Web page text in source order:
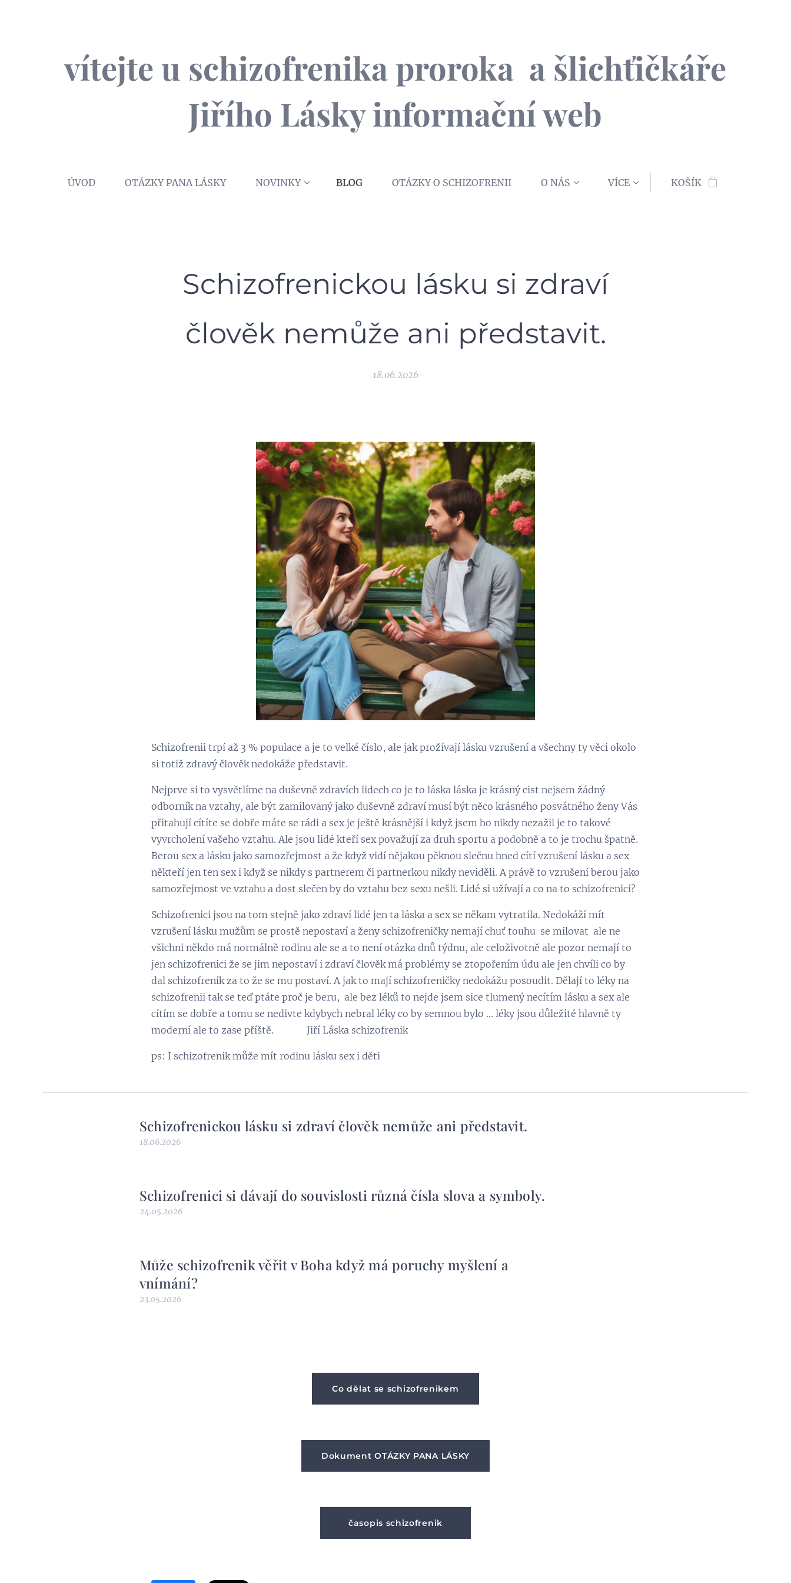
vítejte u schizofrenika proroka a šlichťičkáře
Jiřího Lásky informační web
ÚVOD OTÁZKY PANA LÁSKY NOVINKY BLOG OTÁZKY O SCHIZOFRENII O NÁS VÍCE KOŠÍK
Schizofrenickou lásku si zdraví
člověk nemůže ani představit.
18.06.2026
Schizofrenii trpí až 3 % populace a je to velké číslo, ale jak prožívají lásku vzrušení a všechny ty věci okolo
si totiž zdravý člověk nedokáže představit.
Nejprve si to vysvětlíme na duševně zdravích lidech co je to láska láska je krásný cist nejsem žádný
odborník na vztahy, ale být zamilovaný jako duševně zdraví musí být něco krásného posvátného ženy Vás
přitahují cítíte se dobře máte se rádi a sex je ještě krásnější i když jsem ho nikdy nezažil je to takové
vyvrcholení vašeho vztahu. Ale jsou lidé kteří sex považují za druh sportu a podobně a to je trochu špatně.
Berou sex a lásku jako samozřejmost a že když vidí nějakou pěknou slečnu hned cítí vzrušení lásku a sex
někteří jen ten sex i když se nikdy s partnerem či partnerkou nikdy neviděli. A právě to vzrušení berou jako
samozřejmost ve vztahu a dost slečen by do vztahu bez sexu nešli. Lidé si užívají a co na to schizofrenici?
Schizofrenici jsou na tom stejně jako zdraví lidé jen ta láska a sex se někam vytratila. Nedokáží mít
vzrušení lásku mužům se prostě nepostaví a ženy schizofreničky nemají chuť touhu se milovat ale ne
všichni někdo má normálně rodinu ale se a to není otázka dnů týdnu, ale celoživotně ale pozor nemají to
jen schizofrenici že se jim nepostaví i zdraví člověk má problémy se ztopořením údu ale jen chvíli co by
dal schizofrenik za to že se mu postaví. A jak to mají schizofreničky nedokážu posoudit. Dělají to léky na
schizofrenii tak se teď ptáte proč je beru, ale bez léků to nejde jsem sice tlumený necítím lásku a sex ale
cítím se dobře a tomu se nedivte kdybych nebral léky co by semnou bylo ... léky jsou důležité hlavně ty
moderní ale to zase příště. Jiří Láska schizofrenik
ps: I schizofrenik může mít rodinu lásku sex i děti
Schizofrenickou lásku si zdraví člověk nemůže ani představit.
18.06.2026
Schizofrenici si dávají do souvislosti různá čísla slova a symboly.
24.05.2026
Může schizofrenik věřit v Boha když má poruchy myšlení a
vnímání?
23.05.2026
Co dělat se schizofrenikem
Dokument OTÁZKY PANA LÁSKY
časopis schizofrenik